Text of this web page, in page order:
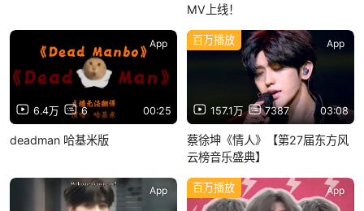
MV上线！
6.4万 6 00:25
App
deadman 哈基米版
157.1万 7387 03:08
百万播放 App
蔡徐坤《情人》【第27届东方风
云榜音乐盛典】
App 百万播放 App